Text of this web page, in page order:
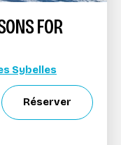
FOR
Sybelles
Réserver